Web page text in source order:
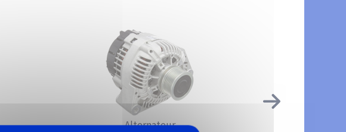
Alternateur